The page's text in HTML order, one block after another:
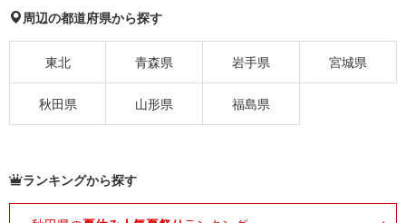
周辺の都道府県から探す
東北 青森県 岩手県 宮城県
秋田県 山形県 福島県
ランキングから探す